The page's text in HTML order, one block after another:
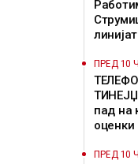
ПРЕД 10
пад на
оценки
ПРЕД 10